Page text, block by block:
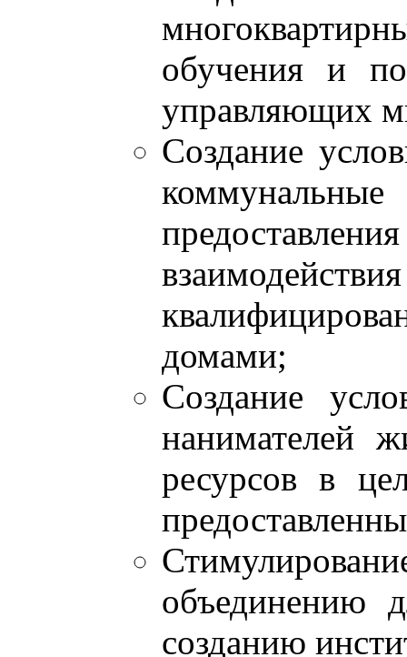
обучения и
управляющих
Создание
домами;
Создание
нанимателей
ресурсов в
объединению
созданию